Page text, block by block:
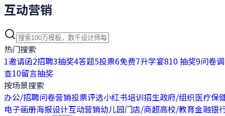
互动营销
热门搜索
1邀请函2招聘3抽奖4答题5投票6免费7升学宴810 抽奖9问卷调
查10留言抽奖
按场景搜索
办公/招聘问卷营销投票评选小红书培训招生政府/组织医疗保
电子画册海报设计互动营销幼儿园门店/商超高校/教育金融银